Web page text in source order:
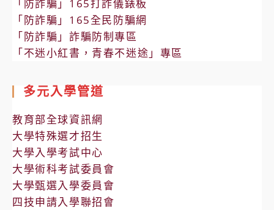
「防詐騙」165打詐儀錶板
「防詐騙」165全民防騙網
「防詐騙」詐騙防制專區
「不迷小紅書，青春不迷途」專區
多元入學管道
教育部全球資訊網
大學特殊選才招生
大學入學考試中心
大學術科考試委員會
大學甄選入學委員會
四技申請入學聯招會